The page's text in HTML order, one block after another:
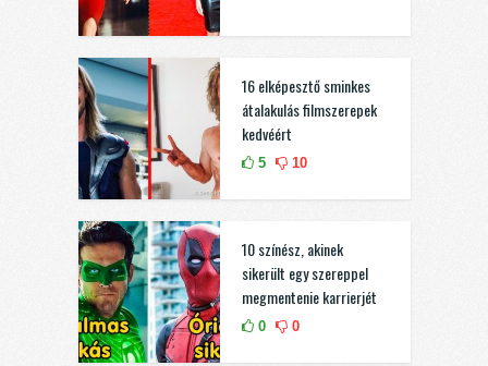
16 elképesztő sminkes
átalakulás filmszerepek
kedvéért
5 10
10 színész, akinek
sikerült egy szereppel
megmentenie karrierjét
0 0